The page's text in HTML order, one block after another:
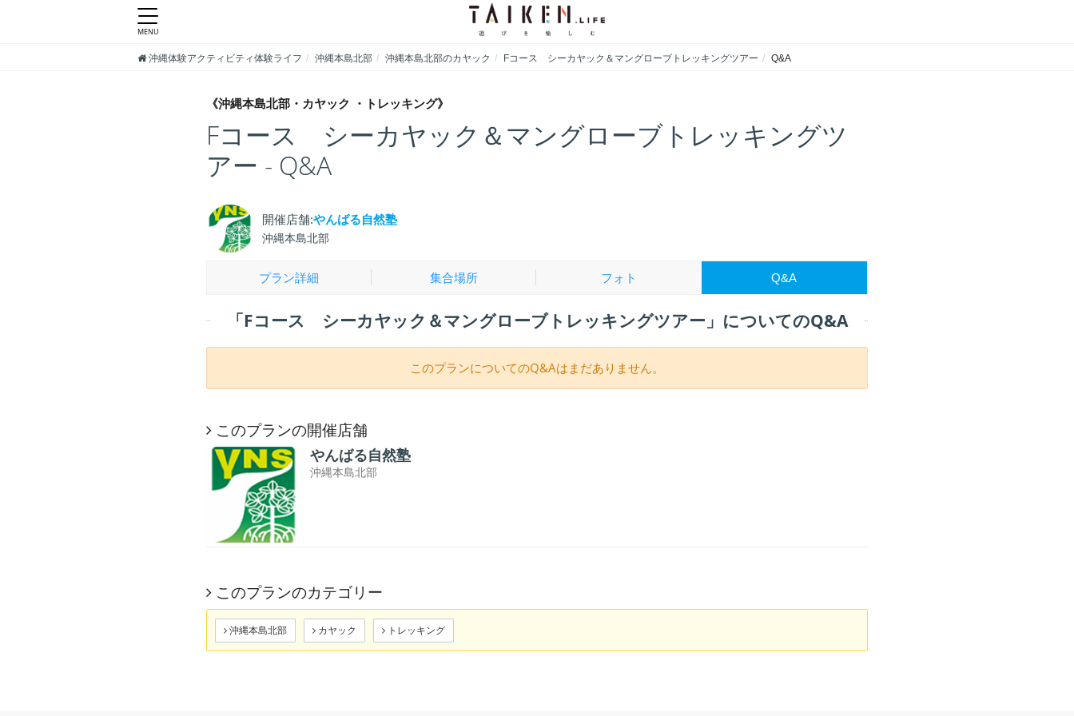
沖縄体験アクティビティ体験ライフ 沖縄本島北部 沖縄本島北部のカヤック Fコース シーカヤック＆マングローブトレッキングツアー Q&A
《沖縄本島北部・カヤック ・トレッキング》
Fコース シーカヤック＆マングローブトレッキングツ
アー - Q&A
開催店舗:やんばる自然塾
沖縄本島北部
プラン詳細 集合場所 フォト Q&A
「Fコース シーカヤック＆マングローブトレッキングツアー」についてのQ&A
このプランについてのQ&Aはまだありません。
このプランの開催店舗
やんばる自然塾
沖縄本島北部
このプランのカテゴリー
沖縄本島北部 カヤック トレッキング